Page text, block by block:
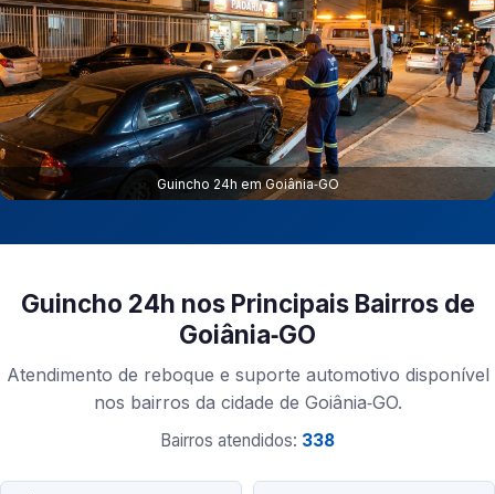
Guincho 24h em Goiânia‑GO
Guincho 24h nos Principais Bairros de
Goiânia‑GO
Atendimento de reboque e suporte automotivo disponível
nos bairros da cidade de Goiânia‑GO.
Bairros atendidos: 338